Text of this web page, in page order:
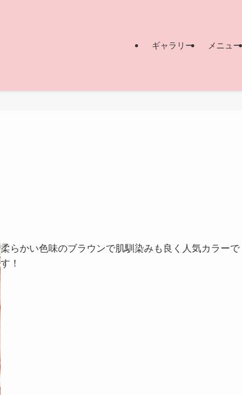
ギャラリー メニュー
柔らかい色味のブラウンで肌馴染みも良く人気カラーで
す！